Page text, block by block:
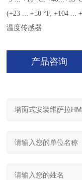
(+23 ... +50 °F, +104 ...
温度传感器 数
产品咨询